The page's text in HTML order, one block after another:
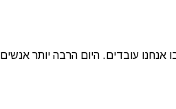
אנחנו עובדים. היום הרבה יותר אנשים